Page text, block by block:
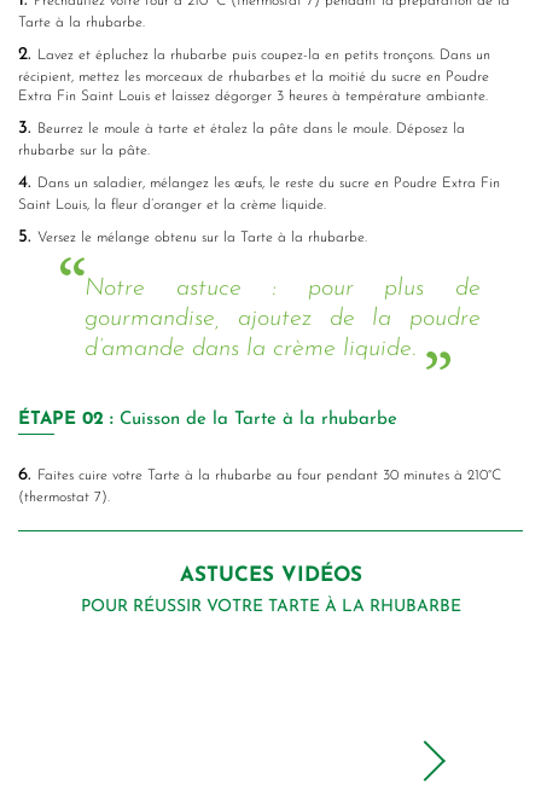
Tarte à la rhubarbe.
2.
Lavez et épluchez la rhubarbe puis coupez-la en petits tronçons. Dans un
récipient, mettez les morceaux de rhubarbes et la moitié du sucre en Poudre
Extra Fin Saint Louis et laissez dégorger 3 heures à température ambiante.
3.
Beurrez le moule à tarte et étalez la pâte dans le moule. Déposez la
rhubarbe sur la pâte.
4.
Dans un saladier, mélangez les œufs, le reste du sucre en Poudre Extra Fin
Saint Louis, la fleur d’oranger et la crème liquide.
5. Versez le mélange obtenu sur la Tarte à la rhubarbe.
Notre astuce : pour plus de
gourmandise, ajoutez de la poudre
d’amande dans la crème liquide.
ÉTAPE 02 : Cuisson de la Tarte à la rhubarbe
6.
Faites cuire votre Tarte à la rhubarbe au four pendant 30 minutes à 210°C
(thermostat 7).
ASTUCES VIDÉOS
POUR RÉUSSIR VOTRE TARTE À LA RHUBARBE